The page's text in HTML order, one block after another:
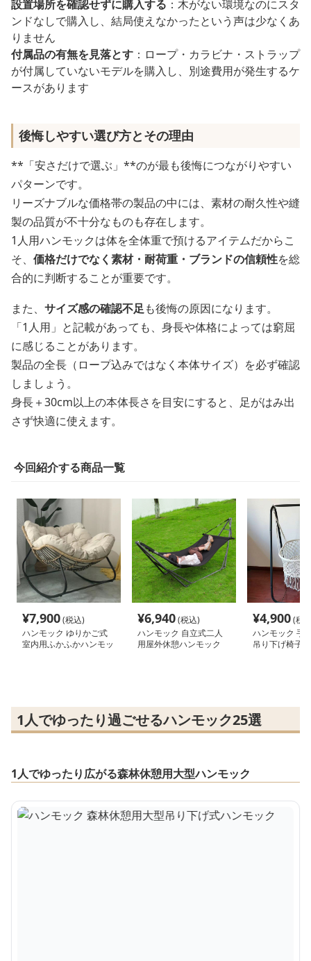
設置場所を確認せずに購入する ：木がない環境なのにスタ
ンドなしで購入し、結局使えなかったという声は少なくあ
りません
付属品の有無を見落とす ：ロープ・カラビナ・ストラップ
が付属していないモデルを購入し、別途費用が発生するケ
ースがあります
後悔しやすい選び方とその理由
**「安さだけで選ぶ」**のが最も後悔につながりやすい
パターンです。
リーズナブルな価格帯の製品の中には、素材の耐久性や縫
製の品質が不十分なものも存在します。
1人用ハンモックは体を全体重で預けるアイテムだからこ
そ、 価格だけでなく素材・耐荷重・ブランドの信頼性を総
合的に判断することが重要です。
また、 サイズ感の確認不足も後悔の原因になります。
「1人用」と記載があっても、身長や体格によっては窮屈
に感じることがあります。
製品の全長（ロープ込みではなく本体サイズ）を必ず確認
しましょう。
身長＋30cm以上の本体長さを目安にすると、足がはみ出
さず快適に使えます。
今回紹介する商品一覧
¥7,900(税込)
ハンモック ゆりかご式
室内用ふかふかハンモッ
¥6,940(税込)
ハンモック 自立式二人
用屋外休憩ハンモック
¥4,900(税
ハンモック 手
吊り下げ椅子
1人でゆったり過ごせるハンモック25選
1人でゆったり広がる森林休憩用大型ハンモック